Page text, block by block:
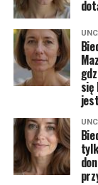
się